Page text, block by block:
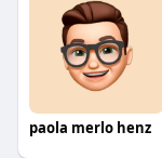
paola merlo henz